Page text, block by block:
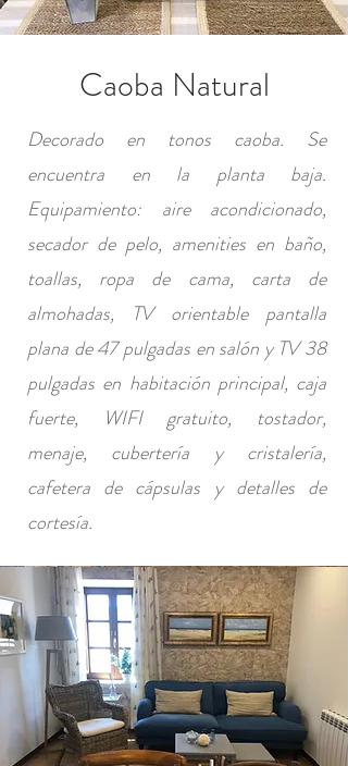
Caoba Natural
Decorado en tonos caoba. Se
encuentra en la planta baja.
Equipamiento: aire acondicionado,
secador de pelo, amenities en baño,
toallas, ropa de cama, carta de
almohadas, TV orientable pantalla
plana de 47 pulgadas en salón y TV 38
pulgadas en habitación principal, caja
fuerte, WIFI gratuito, tostador,
menaje, cubertería y cristalería,
cafetera de cápsulas y detalles de
cortesía.